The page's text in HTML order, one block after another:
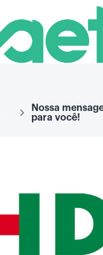
Nossa
para você!